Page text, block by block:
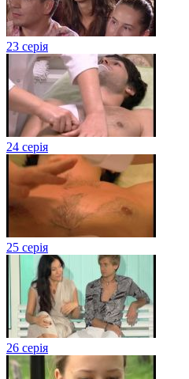
23 серія
24 серія
25 серія
26 серія